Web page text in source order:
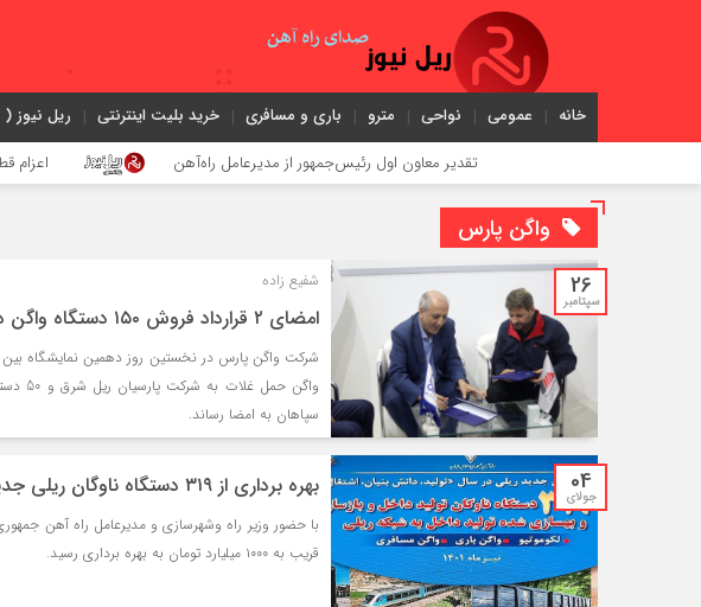
خانه عمومی نواحی مترو باری و مسافری خرید بلیت اینترنتی ریل نیوز (
تقدیر معاون اول رئیس‌جمهور از مدیرعامل راه‌آهن اعزام قطار
واگن پارس
26
سپتامبر
شفیع زاده
امضای ۲ قرارداد فروش ۱۵۰ دستگاه واگن در غرفه مپنا
واگن
سپاهان به امضا رساند.
04
جولای بهره برداری از ۳۱۹ دستگاه ناوگان ریلی جدید
قریب به ۱۰۰۰ میلیارد تومان به بهره برداری رسید.